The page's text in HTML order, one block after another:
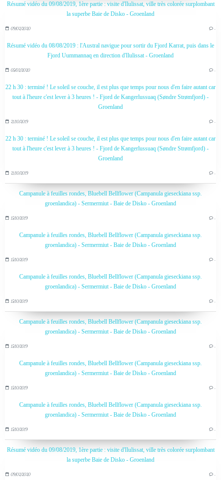
Résumé vidéo du 09/08/2019, 1ère partie : visite d'Ilulissat, ville très colorée surplombant
la superbe Baie de Disko - Groenland
09/02/2020 …
Résumé vidéo du 08/08/2019 : l'Austral navigue pour sortir du Fjord Karrat, puis dans le
Fjord Uummannaq en direction d'Ilulissat - Groenland
05/02/2020 …
22 h 30 : terminé ! Le soleil se couche, il est plus que temps pour nous d'en faire autant car
tout à l'heure c'est lever à 3 heures ! - Fjord de Kangerlussuaq (Søndre Strømfjord) -
Groenland
21/10/2019 …
22 h 30 : terminé ! Le soleil se couche, il est plus que temps pour nous d'en faire autant car
tout à l'heure c'est lever à 3 heures ! - Fjord de Kangerlussuaq (Søndre Strømfjord) -
Groenland
21/10/2019 …
Campanule à feuilles rondes, Bluebell Bellflower (Campanula gieseckiana ssp.
groenlandica) - Sermermiut - Baie de Disko - Groenland
15/10/2019 …
Campanule à feuilles rondes, Bluebell Bellflower (Campanula gieseckiana ssp.
groenlandica) - Sermermiut - Baie de Disko - Groenland
15/10/2019 …
Campanule à feuilles rondes, Bluebell Bellflower (Campanula gieseckiana ssp.
groenlandica) - Sermermiut - Baie de Disko - Groenland
15/10/2019 …
Campanule à feuilles rondes, Bluebell Bellflower (Campanula gieseckiana ssp.
groenlandica) - Sermermiut - Baie de Disko - Groenland
15/10/2019 …
Campanule à feuilles rondes, Bluebell Bellflower (Campanula gieseckiana ssp.
groenlandica) - Sermermiut - Baie de Disko - Groenland
15/10/2019 …
Campanule à feuilles rondes, Bluebell Bellflower (Campanula gieseckiana ssp.
groenlandica) - Sermermiut - Baie de Disko - Groenland
15/10/2019 …
Résumé vidéo du 09/08/2019, 1ère partie : visite d'Ilulissat, ville très colorée surplombant
la superbe Baie de Disko - Groenland
09/02/2020 …